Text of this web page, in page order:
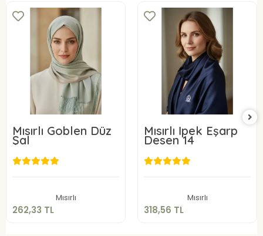
Mısırlı Goblen Düz
Şal
Mısırlı
262,33 TL
262,33 TL
Mısırlı İpek Eşarp
Desen 14
Mısırlı
318,56 TL
318,56 TL